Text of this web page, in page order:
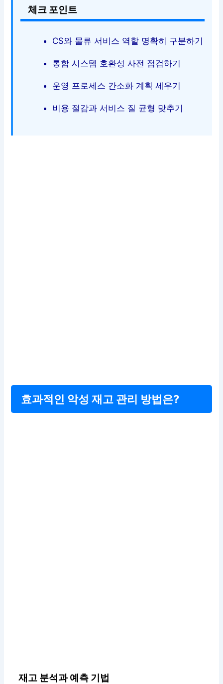
체크 포인트
CS와 물류 서비스 역할 명확히 구분하기
통합 시스템 호환성 사전 점검하기
운영 프로세스 간소화 계획 세우기
비용 절감과 서비스 질 균형 맞추기
효과적인 악성 재고 관리 방법은?
재고 분석과 예측 기법